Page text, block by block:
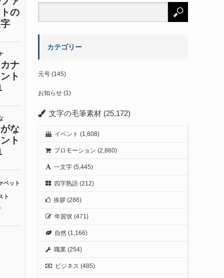
カテゴリー
元号 (145)
お知らせ (1)
文字の毛筆素材 (25,172)
イベント (1,608)
プロモーション (2,860)
一文字 (5,445)
四字熟語 (212)
挨拶 (286)
年賀状 (471)
自然 (1,166)
職業 (254)
ビジネス (485)